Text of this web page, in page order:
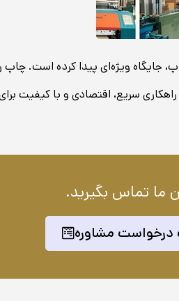
جایگاه ویژه‌ای پیدا کرده است. چاپ
راهکاری سریع، اقتصادی و با کیفیت
ما تماس بگیرید.
درخواست مشاوره